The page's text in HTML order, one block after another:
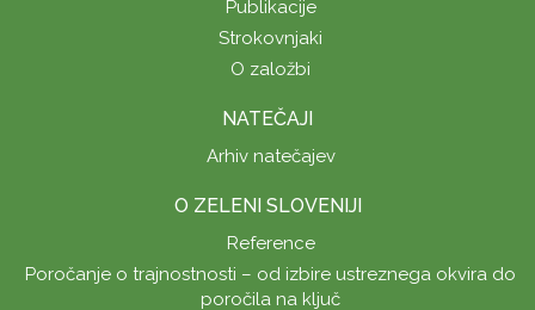
Publikacije
Strokovnjaki
O založbi
NATEČAJI
Arhiv natečajev
O ZELENI SLOVENIJI
Reference
Poročanje o trajnostnosti – od izbire ustreznega okvira do
poročila na ključ